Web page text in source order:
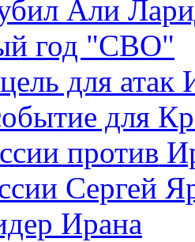
Али
год "СВО"
для атак
для
против
Сергей
Ирана